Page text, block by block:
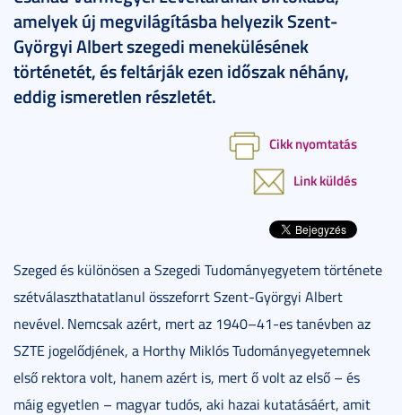
amelyek új megvilágításba helyezik Szent-
Györgyi Albert szegedi menekülésének
történetét, és feltárják ezen időszak néhány,
eddig ismeretlen részletét.
Cikk nyomtatás
Link küldés
Szeged és különösen a Szegedi Tudományegyetem története
szétválaszthatatlanul összeforrt Szent-Györgyi Albert
nevével. Nemcsak azért, mert az 1940–41-es tanévben az
SZTE jogelődjének, a Horthy Miklós Tudományegyetemnek
első rektora volt, hanem azért is, mert ő volt az első – és
máig egyetlen – magyar tudós, aki hazai kutatásáért, amit